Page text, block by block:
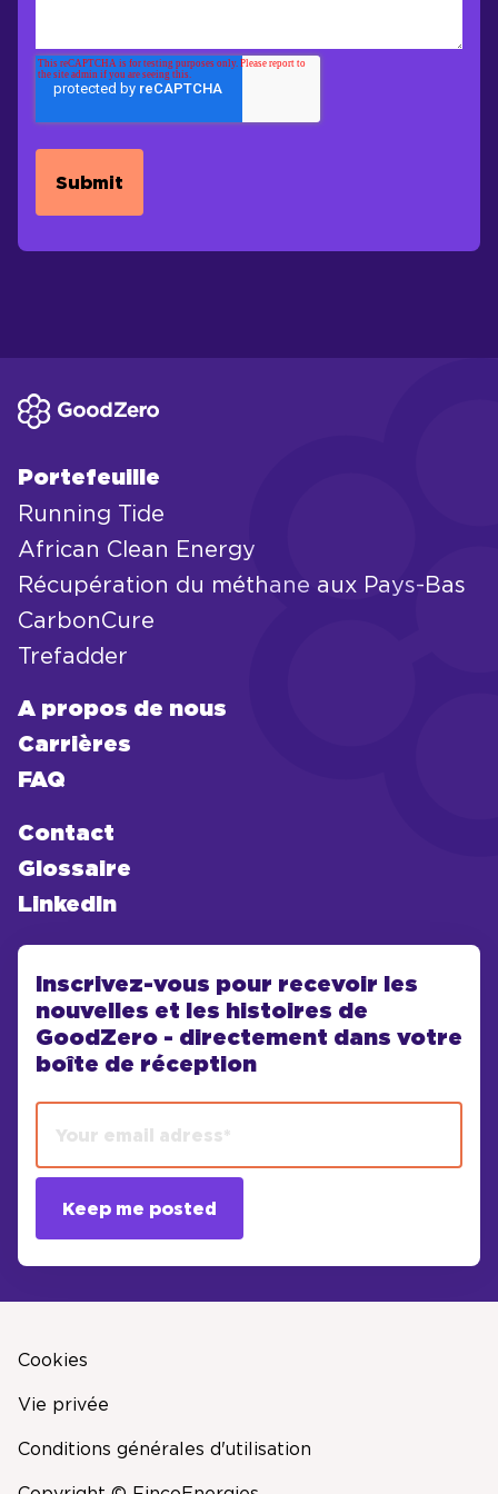
Portefeuille
Running Tide
African Clean Energy
Récupération du méthane aux Pays-Bas
CarbonCure
Trefadder
A propos de nous
Carrières
FAQ
Contact
Glossaire
LinkedIn
Inscrivez-vous pour recevoir les
nouvelles et les histoires de
GoodZero - directement dans votre
boîte de réception
Cookies
Vie privée
Conditions générales d'utilisation